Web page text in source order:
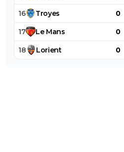
16 Troyes 0
17 Le Mans 0
18 Lorient 0